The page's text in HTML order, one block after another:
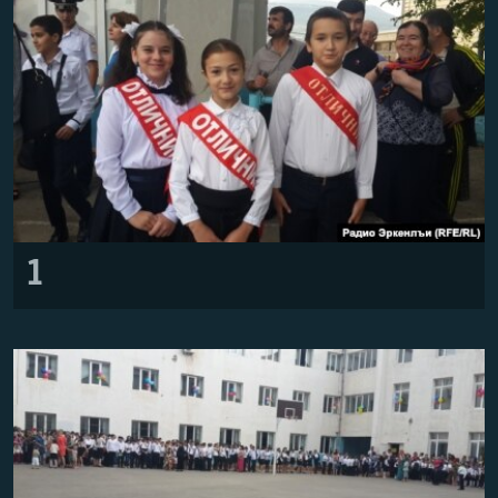
РАСПИСАНИЕ ВЕЩАНИЯ
ПОДПИШИТЕСЬ НА РАССЫЛКУ
СОЦИАЛЬНЫЕ СЕТИ
1